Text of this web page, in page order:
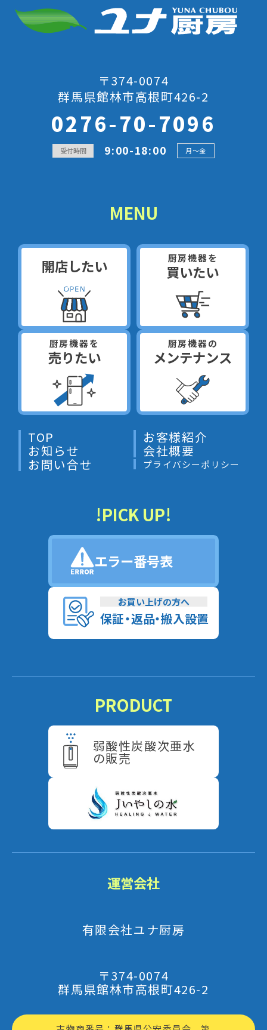
〒374-0074
群馬県館林市高根町426-2
0276-70-7096
受付時間 9:00-18:00 月～金
MENU
開店したい 厨房機器を
買いたい
厨房機器を
売りたい
厨房機器の
メンテナンス
TOP お客様紹介
お知らせ 会社概要
お問い合せ プライバシーポリシー
!PICK UP!
エラー番号表
お買い上げの方へ
保証・返品・搬入設置
PRODUCT
弱酸性炭酸次亜水
の販売
運営会社
有限会社ユナ厨房
〒374-0074
群馬県館林市高根町426-2